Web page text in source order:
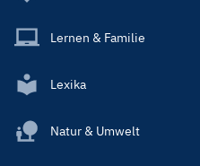
Lernen & Familie
Lexika
Natur & Umwelt